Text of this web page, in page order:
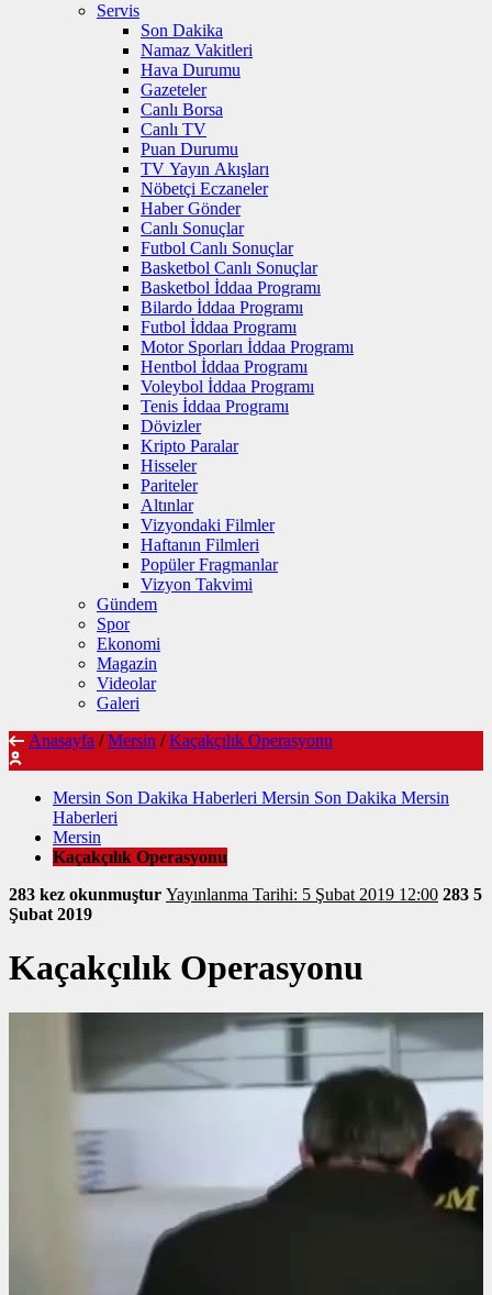
Servis
Son Dakika
Namaz Vakitleri
Hava Durumu
Gazeteler
Canlı Borsa
Canlı TV
Puan Durumu
TV Yayın Akışları
Nöbetçi Eczaneler
Haber Gönder
Canlı Sonuçlar
Futbol Canlı Sonuçlar
Basketbol Canlı Sonuçlar
Basketbol İddaa Programı
Bilardo İddaa Programı
Futbol İddaa Programı
Motor Sporları İddaa Programı
Hentbol İddaa Programı
Voleybol İddaa Programı
Tenis İddaa Programı
Dövizler
Kripto Paralar
Hisseler
Pariteler
Altınlar
Vizyondaki Filmler
Haftanın Filmleri
Popüler Fragmanlar
Vizyon Takvimi
Gündem
Spor
Ekonomi
Magazin
Videolar
Galeri
Anasayfa / Mersin / Kaçakçılık Operasyonu
Mersin Son Dakika Haberleri Mersin Son Dakika Mersin
Haberleri
Mersin
Kaçakçılık Operasyonu
283 kez okunmuştur
Yayınlanma Tarihi: 5 Şubat 2019 12:00 283 5
Şubat 2019
Kaçakçılık Operasyonu